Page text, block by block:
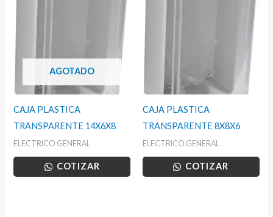
AGOTADO
CAJA PLASTICA
TRANSPARENTE 14X6X8
ELECTRICO GENERAL
COTIZAR
CAJA PLASTICA
TRANSPARENTE 8X8X6
ELECTRICO GENERAL
COTIZAR